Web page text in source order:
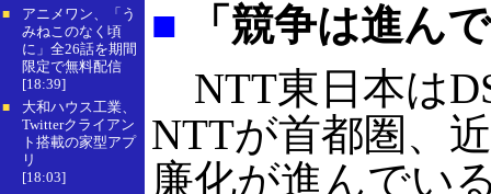
■
アニメワン、「う
みねこのなく頃
に」全26話を期間
限定で無料配信
[18:39]
■
大和ハウス工業、
Twitterクライアン
ト搭載の家型アプ
リ
[18:03]
■ 「競争は進ん
NTT東日本は
NTTが首都圏、
廉化が進んでい